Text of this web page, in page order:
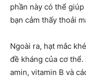
phần này có thể
bạn cảm thấy thoải
Ngoài ra, hạt mắc
đề kháng của cơ
amin, vitamin B và